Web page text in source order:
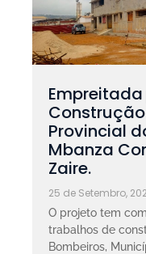
Provincial
Mbanza
Zaire.
25 de Setembro,
O projeto tem
trabalhos de
Bombeiros,